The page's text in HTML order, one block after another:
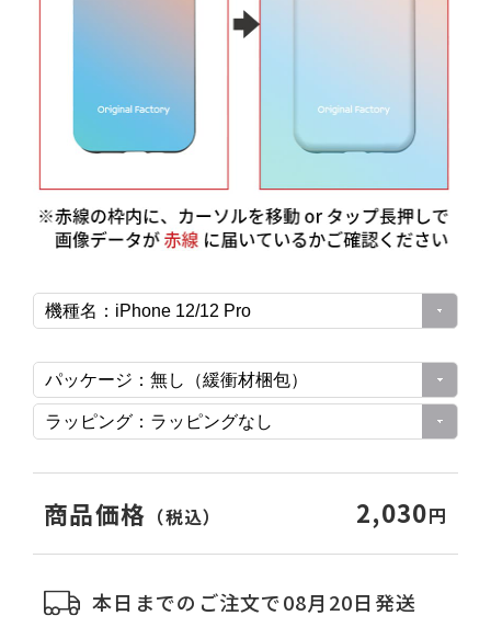
商品価格 （税込） 2,030円
本日までのご注文で08月20日発送